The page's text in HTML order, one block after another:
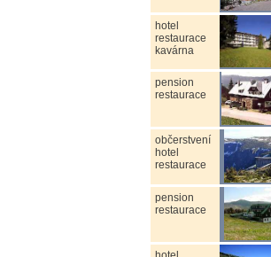
hotel
restaurace
kavárna
pension
restaurace
občerstvení
hotel
restaurace
pension
restaurace